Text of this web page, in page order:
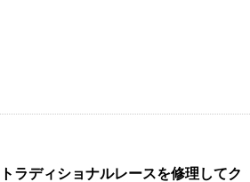
ラディショナルレースを修理してク